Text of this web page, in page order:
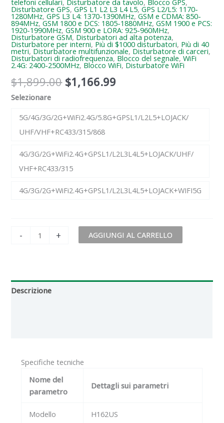
telefoni cellulari, Disturbatore da tavolo, Blocco GPS,
Disturbatore GPS,GPS L1 L2 L3 L4 L5,GPS L2/L5: 1170-
1280MHz,GPS L3 L4: 1370-1390MHz,GSM e CDMA: 850-
894MHz,GSM 1800 e DCS: 1805-1880MHz,GSM 1900 e PCS:
1920-1990MHz,GSM 900 e LORA: 925-960MHz,
Disturbatore GSM, Disturbatori ad alta potenza,
Disturbatore per interni, Più di $1000 disturbatori, Più di 40
metri, Disturbatore multifunzionale, Disturbatore di carceri,
Disturbatori di radiofrequenza, Blocco del segnale,WiFi
2.4G: 2400-2500MHz, Blocco WiFi, Disturbatore WiFi
$1,899.00 $1,166.99
Selezionare
5G/4G/3G/2G+WiFi2.4G/5.8G+GPSL1/L2L5+LOJACK/
UHF/VHF+RC433/315/868
4G/3G/2G+WiFi2.4G+GPSL1/L2L3L4L5+LOJACK/UHF/
VHF+RC433/315
4G/3G/2G+WiFi2.4G+GPSL1/L2L3L4L5+LOJACK+WIFI5G
- + AGGIUNGI AL CARRELLO
Descrizione
Specifiche tecniche
Nome del
parametro
Dettagli sui parametri
Modello H162US